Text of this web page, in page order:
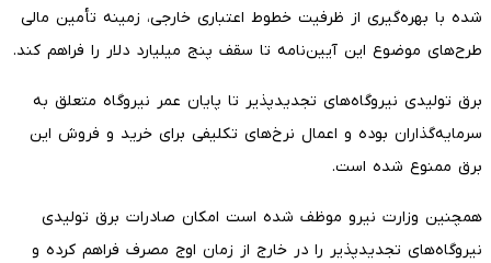
شده با بهره‌گیری از ظرفیت خطوط اعتباری خارجی، زمینه تأمین مالی
طرح‌های موضوع این آیین‌نامه تا سقف پنج میلیارد دلار را فراهم کند.
برق تولیدی نیروگاه‌های تجدیدپذیر تا پایان عمر نیروگاه متعلق به
سرمایه‌گذاران بوده و اعمال نرخ‌های تکلیفی برای خرید و فروش این
برق ممنوع شده است.
همچنین وزارت نیرو موظف شده است امکان صادرات برق تولیدی
نیروگاه‌های تجدیدپذیر را در خارج از زمان اوج مصرف فراهم کرده و